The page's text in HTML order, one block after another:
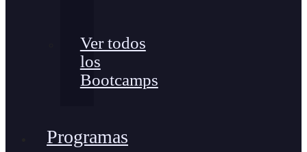
Ver todos
los
Bootcamps
Programas